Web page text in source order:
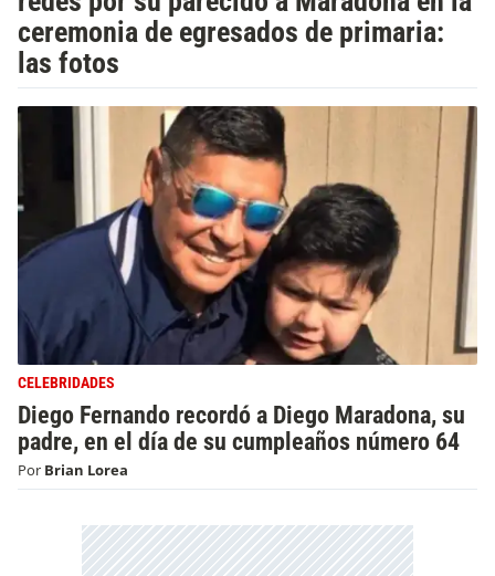
ceremonia de egresados de primaria:
las fotos
CELEBRIDADES
Diego Fernando recordó a Diego Maradona, su
padre, en el día de su cumpleaños número 64
Por Brian Lorea